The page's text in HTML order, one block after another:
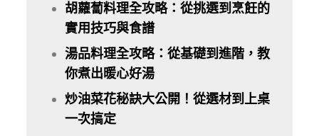
胡蘿蔔料理全攻略：從挑選到烹飪的
實用技巧與食譜
湯品料理全攻略：從基礎到進階，教
你煮出暖心好湯
炒油菜花秘訣大公開！從選材到上桌
一次搞定